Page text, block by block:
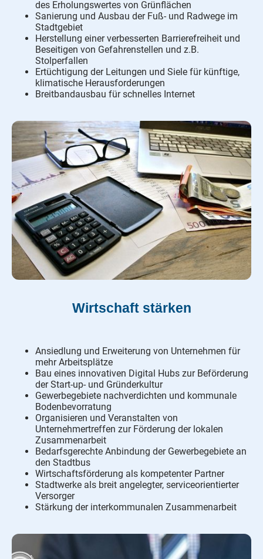
des Erholungswertes von Grünflächen
Sanierung und Ausbau der Fuß- und Radwege im
Stadtgebiet
Herstellung einer verbesserten Barrierefreiheit und
Beseitigen von Gefahrenstellen und z.B.
Stolperfallen
Ertüchtigung der Leitungen und Siele für künftige,
klimatische Herausforderungen
Breitbandausbau für schnelles Internet
Wirtschaft stärken
Ansiedlung und Erweiterung von Unternehmen für
mehr Arbeitsplätze
Bau eines innovativen Digital Hubs zur Beförderung
der Start-up- und Gründerkultur
Gewerbegebiete nachverdichten und kommunale
Bodenbevorratung
Organisieren und Veranstalten von
Unternehmertreffen zur Förderung der lokalen
Zusammenarbeit
Bedarfsgerechte Anbindung der Gewerbegebiete an
den Stadtbus
Wirtschaftsförderung als kompetenter Partner
Stadtwerke als breit angelegter, serviceorientierter
Versorger
Stärkung der interkommunalen Zusammenarbeit